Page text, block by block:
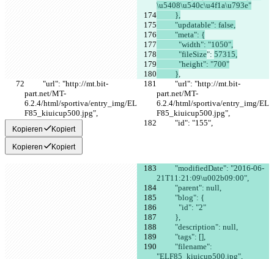
\u5408\u540c\u4f1a\u793e"
          },
          "updatable": false,
          "meta": {
            "width": "1050",
            "fileSize
": 57315,
            "height": "700"
          }
,
part.net/MT-
6.2.4/html/sportiva/entry_img/EL
F85_kiuicup500.jpg",
part.net/MT-
6.2.4/html/sportiva/entry_img/EL
F85_kiuicup500.jpg",
          "id": "155",
          "id": "155",
Kopieren Kopiert
Kopieren Kopiert
21T11:21:09\u002b09:00",
          "parent": null,
          "blog": {
            "id": "2"
          },
          "description": null,
          "tags": [],
"ELF85_kiuicup500.jpg",